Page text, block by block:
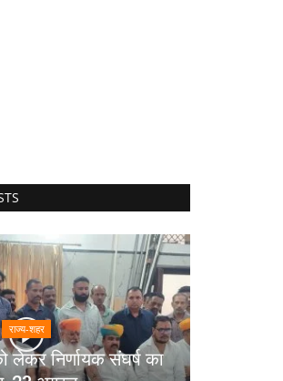
राज्य-शहर
लेकर निर्णायक संघर्ष का